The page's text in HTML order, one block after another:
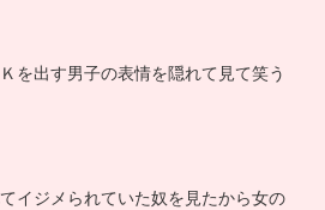
を出す男子の表情を隠れて見て笑う
イジメられていた奴を見たから女の